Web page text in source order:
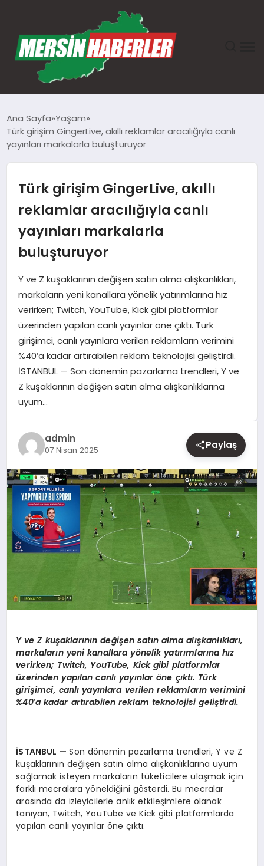
GÜNDEM
TEKNOLOJI
YAŞAM
EĞITIM
Ana Sayfa Yaşam
Türk girişim GingerLive, akıllı reklamlar aracılığıyla canlı
yayınları markalarla buluşturuyor
Türk girişim GingerLive, akıllı
reklamlar aracılığıyla canlı
yayınları markalarla
buluşturuyor
Y ve Z kuşaklarının değişen satın alma alışkanlıkları,
markaların yeni kanallara yönelik yatırımlarına hız
verirken; Twitch, YouTube, Kick gibi platformlar
üzerinden yapılan canlı yayınlar öne çıktı. Türk
girişimci, canlı yayınlara verilen reklamların verimini
%40’a kadar artırabilen reklam teknolojisi geliştirdi.
İSTANBUL — Son dönemin pazarlama trendleri, Y ve
Z kuşaklarının değişen satın alma alışkanlıklarına
uyum…
admin
07 Nisan 2025 Paylaş
Y veZ kuşaklarının değişen satın alma alışkanlıkları,
markaların yeni kanallara yönelik yatırımlarına hız
verirken; Twitch, YouTube, Kick gibi platformlar
üzerinden yapılan canlı yayınlaröne çıktı. Türk
girişimci, canlı yayınlara verilen reklamların verimini
%40’a kadar artırabilen reklam teknolojisi geliştirdi.
İSTANBUL —Son dönemin pazarlama trendleri, Y ve Z
kuşaklarının değişen satın alma alışkanlıklarına uyum
sağlamak isteyen markaların tüketicilere ulaşmak için
farklı mecralara yöneldiğini gösterdi. Bu mecralar
arasında da izleyicilerle anlık etkileşimlere olanak
tanıyan, Twitch, YouTube ve Kick gibi platformlarda
yapılan canlı yayınlar öne çıktı.